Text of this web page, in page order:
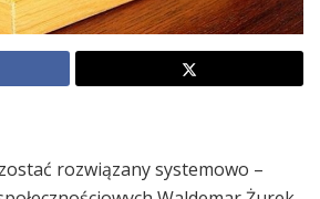
rozwiązany systemowo –